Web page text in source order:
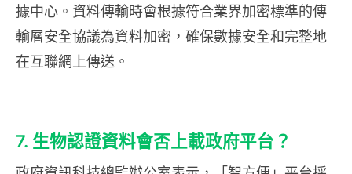
據中心。資料傳輸時會根據符合業界加密標準的傳
輸層安全協議為資料加密，確保數據安全和完整地
在互聯網上傳送。
7. 生物認證資料會否上載政府平台？